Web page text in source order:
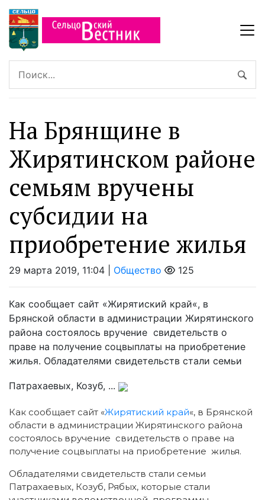
На Брянщине в
Жирятинском районе
семьям вручены
субсидии на
приобретение жилья
29 марта 2019, 11:04 | Общество 125
Как сообщает сайт «Жирятиский край«, в
Брянской области в администрации Жирятинского
района состоялось вручение свидетельств о
праве на получение соцвыплаты на приобретение
жилья. Обладателями свидетельств стали семьи
Патрахаевых, Козуб, ...
Как сообщает сайт «Жирятиский край«, в Брянской
области в администрации Жирятинского района
состоялось вручение свидетельств о праве на
получение соцвыплаты на приобретение жилья.
Обладателями свидетельств стали семьи
Патрахаевых, Козуб, Рябых, которые стали